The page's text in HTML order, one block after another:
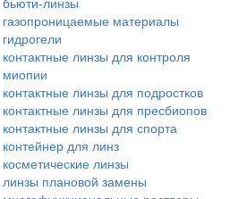
газопроницаемые материалы
гидрогели
контактные линзы для контроля
миопии
контактные линзы для подростков
контактные линзы для пресбиопов
контактные линзы для спорта
контейнер для линз
косметические линзы
линзы плановой замены